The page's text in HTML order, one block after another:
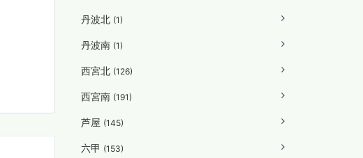
丹波北 (1)
丹波南 (1)
西宮北 (126)
西宮南 (191)
芦屋 (145)
六甲 (153)